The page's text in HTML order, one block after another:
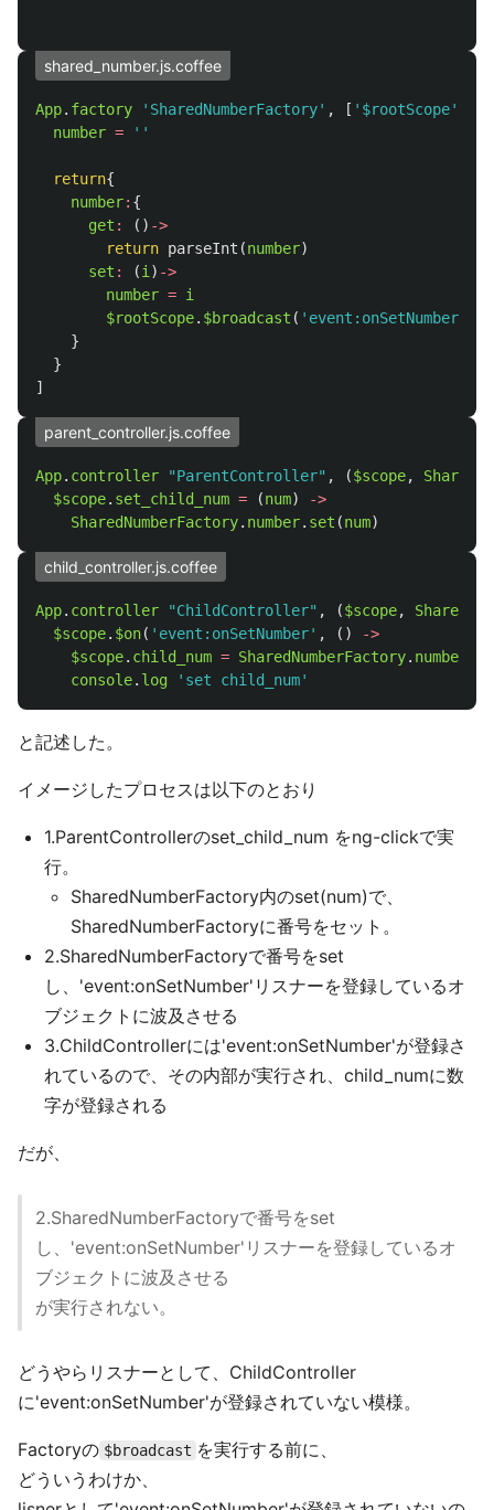
shared_number.js.coffee
App. factory 'SharedNumberFactory' , [ '$rootScope'
number = ''
return{
number: {
get : () ->
return parseInt (number)
set : (i ) ->
number = i
$rootScope. $broadcast ( 'event:onSetNumber'
}
}
]
parent_controller.js.coffee
App. controller "ParentController" , ($scope,
$scope. set_child_num = (num)
->
SharedNumberFactory. number. set (num)
child_controller.js.coffee
App. controller "ChildController" , ($scope,
$scope. $on( 'event:onSetNumber' , ()
->
$scope. child_num = SharedNumberFactory. number
console. log 'set child_num'
と記述した。
イメージしたプロセスは以下のとおり
1.ParentControllerのset_child_num をng-clickで実
行。
SharedNumberFactory内のset(num)で、
SharedNumberFactoryに番号をセット。
2.SharedNumberFactoryで番号をset
し、'event:onSetNumber'リスナーを登録しているオ
ブジェクトに波及させる
3.ChildControllerには'event:onSetNumber'が登録さ
れているので、その内部が実行され、child_numに数
字が登録される
だが、
2.SharedNumberFactoryで番号をset
し、'event:onSetNumber'リスナーを登録しているオ
ブジェクトに波及させる
が実行されない。
どうやらリスナーとして、ChildController
に'event:onSetNumber'が登録されていない模様。
Factoryの $broadcast を実行する前に、
どういうわけか、